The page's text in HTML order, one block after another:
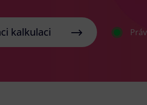
kalkulaci